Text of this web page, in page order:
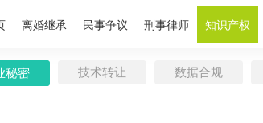
离婚继承 民事争议 刑事律师 知识产权
秘密 技术转让 数据合规